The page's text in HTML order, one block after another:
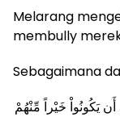
Melarang
membully
Sebagaimana
يَكُونُواْ خَيْراً مِّنْهُمْ